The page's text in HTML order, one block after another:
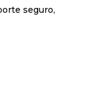
seguro,